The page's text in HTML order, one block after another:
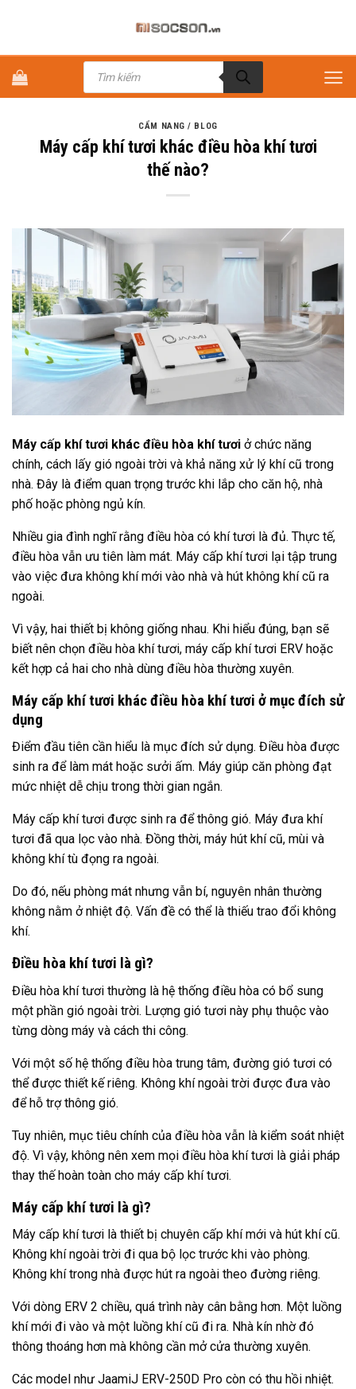
dung
Tìm
kiếm
phẩm
CẨM NANG / BLOG
Máy cấp khí tươi khác điều hòa khí tươi
thế nào?
Máy cấp khí tươi khác điều hòa khí tươi ở chức năng
chính, cách lấy gió ngoài trời và khả năng xử lý khí cũ trong
nhà. Đây là điểm quan trọng trước khi lắp cho căn hộ, nhà
phố hoặc phòng ngủ kín.
Nhiều gia đình nghĩ rằng điều hòa có khí tươi là đủ. Thực tế,
điều hòa vẫn ưu tiên làm mát. Máy cấp khí tươi lại tập trung
vào việc đưa không khí mới vào nhà và hút không khí cũ ra
ngoài.
Vì vậy, hai thiết bị không giống nhau. Khi hiểu đúng, bạn sẽ
biết nên chọn điều hòa khí tươi, máy cấp khí tươi ERV hoặc
kết hợp cả hai cho nhà dùng điều hòa thường xuyên.
Máy cấp khí tươi khác điều hòa khí tươi ở mục đích sử
dụng
Điểm đầu tiên cần hiểu là mục đích sử dụng. Điều hòa được
sinh ra để làm mát hoặc sưởi ấm. Máy giúp căn phòng đạt
mức nhiệt dễ chịu trong thời gian ngắn.
Máy cấp khí tươi được sinh ra để thông gió. Máy đưa khí
tươi đã qua lọc vào nhà. Đồng thời, máy hút khí cũ, mùi và
không khí tù đọng ra ngoài.
Do đó, nếu phòng mát nhưng vẫn bí, nguyên nhân thường
không nằm ở nhiệt độ. Vấn đề có thể là thiếu trao đổi không
khí.
Điều hòa khí tươi là gì?
Điều hòa khí tươi thường là hệ thống điều hòa có bổ sung
một phần gió ngoài trời. Lượng gió tươi này phụ thuộc vào
từng dòng máy và cách thi công.
Với một số hệ thống điều hòa trung tâm, đường gió tươi có
thể được thiết kế riêng. Không khí ngoài trời được đưa vào
để hỗ trợ thông gió.
Tuy nhiên, mục tiêu chính của điều hòa vẫn là kiểm soát nhiệt
độ. Vì vậy, không nên xem mọi điều hòa khí tươi là giải pháp
thay thế hoàn toàn cho máy cấp khí tươi.
Máy cấp khí tươi là gì?
Máy cấp khí tươi là thiết bị chuyên cấp khí mới và hút khí cũ.
Không khí ngoài trời đi qua bộ lọc trước khi vào phòng.
Không khí trong nhà được hút ra ngoài theo đường riêng.
Với dòng ERV 2 chiều, quá trình này cân bằng hơn. Một luồng
khí mới đi vào và một luồng khí cũ đi ra. Nhà kín nhờ đó
thông thoáng hơn mà không cần mở cửa thường xuyên.
Các model như JaamiJ ERV-250D Pro còn có thu hồi nhiệt.